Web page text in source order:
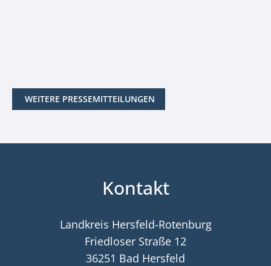
WEITERE PRESSEMITTEILUNGEN
Kontakt
Landkreis Hersfeld-Rotenburg
Friedloser Straße 12
36251 Bad Hersfeld